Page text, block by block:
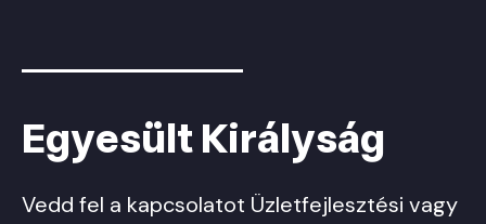
Egyesült Királyság
Vedd fel a kapcsolatot Üzletfejlesztési vagy